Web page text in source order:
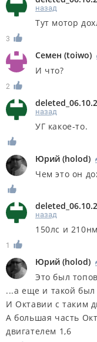
назад
Тут мотор
3
Семен (toiwo)
И что?
2
назад
УГ какое-то.
Юрий (holod)
Чем это он
назад
150лс и
1
Юрий (holod)
Это был
...а еще и такой был
И Октавии с таким
А большая часть
двигателем 1,6